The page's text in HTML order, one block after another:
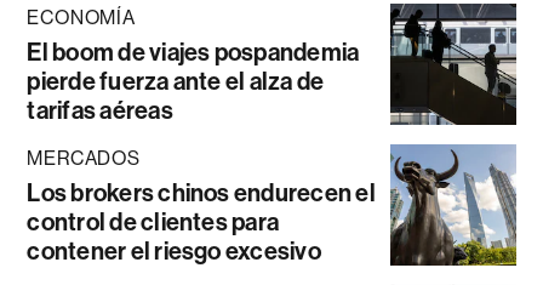
ECONOMÍA
El boom de viajes pospandemia
pierde fuerza ante el alza de
tarifas aéreas
MERCADOS
Los brokers chinos endurecen el
control de clientes para
contener el riesgo excesivo